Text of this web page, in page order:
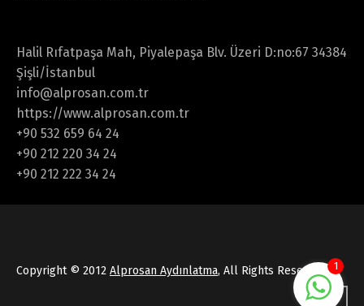
Halil Rıfatpaşa Mah, Piyalepaşa Blv. Üzeri D:no:67 34384
Şişli/İstanbul
info@alprosan.com.tr
https://www.alprosan.com.tr
+90 532 659 64 24
+90 212 220 34 24
+90 212 222 34 24
Copyright © 2012 Alprosan Aydınlatma, All Rights Reserved 1